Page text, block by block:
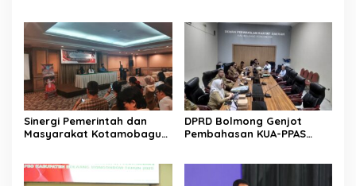
Sinergi Pemerintah dan
Masyarakat Kotamobagu
DPRD Bolmong Genjot
Pembahasan KUA-PPAS